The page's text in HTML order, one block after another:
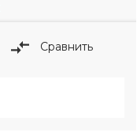
Сравнить